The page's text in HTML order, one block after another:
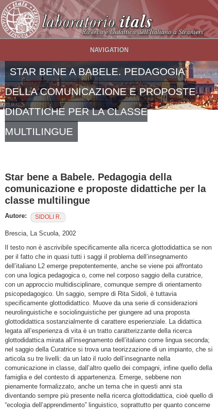
Salta al contenuto principale
NAVIGATION
STAR BENE A BABELE. PEDAGOGIA
DELLA COMUNICAZIONE E PROPOSTE
DIDATTICHE PER LA CLASSE
MULTILINGUE
Star bene a Babele. Pedagogia della
comunicazione e proposte didattiche per la
classe multilingue
Autore: SIDOLI R.
Brescia, La Scuola, 2002
Il testo non è ascrivibile specificamente alla ricerca glottodidattica se non
per il fatto che in quasi tutti i saggi il problema dell’insegnamento
dell’italiano L2 emerge prepotentemente, anche se viene poi affrontato
con una logica pedagogica o, come nel corposo saggio della curatrice,
con un approccio multidisciplinare, comunque sempre di orientamento
psicopedagogico. Un saggio, sempre di Rita Sidoli, è tuttavia
specificamente glottodidattico. Muove da una serie di considerazioni
neurolinguistiche e sociolinguistiche per giungere ad una proposta
glottodidattica sostanzialmente di carattere esperienziale. La didattica
legata all’esperienza di vita è un tratto caratterizzante della ricerca
glottodidattica mirata all’insegnamento dell’italiano come lingua seconda;
nel saggio della Curatrice si trova una teorizzazione di un impianto, che si
articola su tre livelli: da un lato il ruolo dell’insegnante nella
comunicazione in classe, dall’altro quello dei compagni, infine quello della
famiglia e del contesto di appartenenza. Emerge, sebbene non
pienamente formalizzato, anche un tema che in questi anni sta
diventando sempre più presente nella ricerca glottodidattica, cioè quello di
“ecologia dell’apprendimento” linguistico, soprattutto per quanto concerne